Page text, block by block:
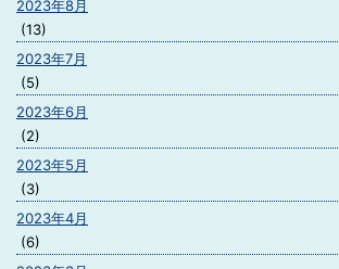
2023年8月
(13)
2023年7月
(5)
2023年6月
(2)
2023年5月
(3)
2023年4月
(6)